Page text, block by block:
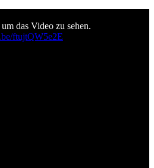
das Video zu sehen.
ftujtQW5e2E